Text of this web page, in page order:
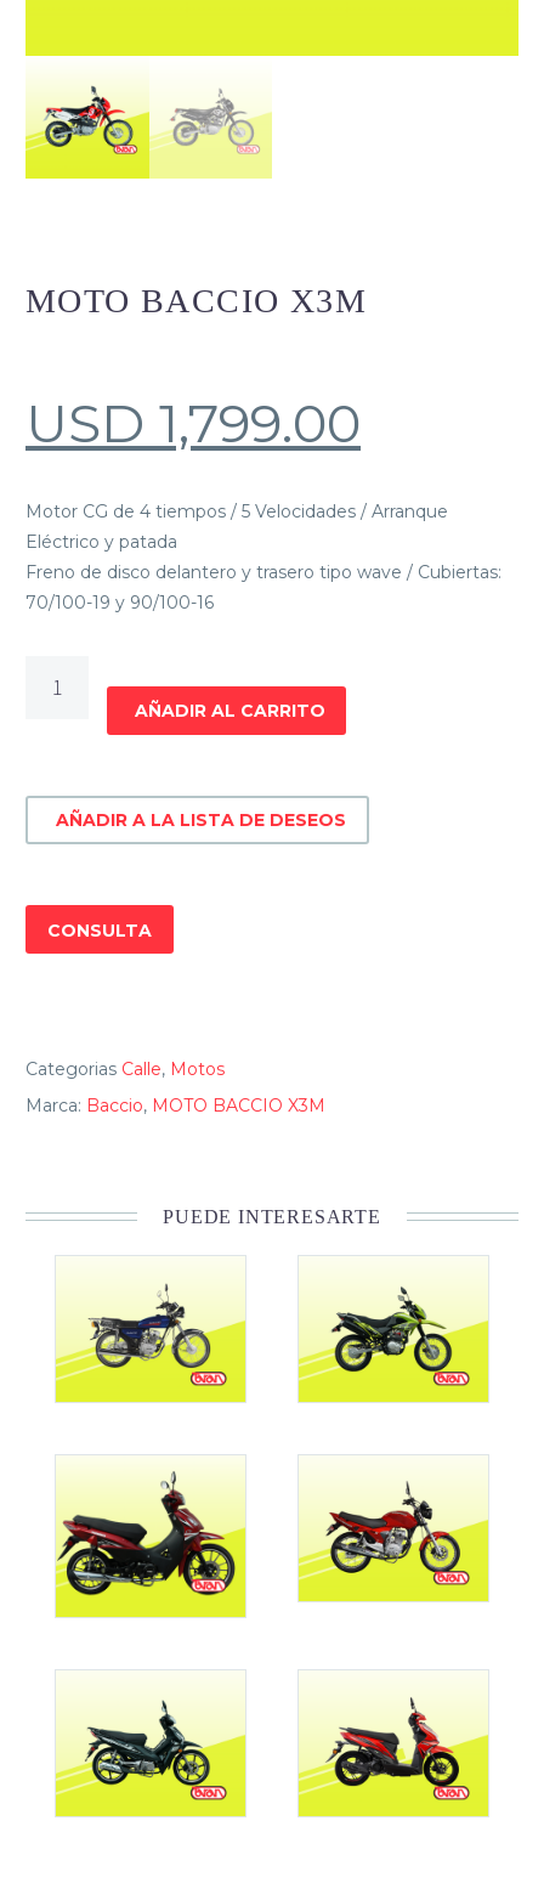
MOTO BACCIO X3M
USD 1,799.00
Motor CG de 4 tiempos / 5 Velocidades / Arranque
Eléctrico y patada
Freno de disco delantero y trasero tipo wave / Cubiertas:
70/100-19 y 90/100-16
BACCIO
AÑADIR AL CARRITO
AÑADIR A LA LISTA DE DESEOS
CONSULTA
Categorias Calle, Motos
Marca: Baccio, MOTO BACCIO X3M
PUEDE INTERESARTE